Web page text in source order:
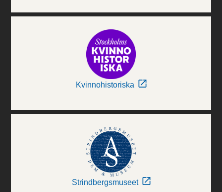
Kvinnohistoriska
Strindbergsmuseet